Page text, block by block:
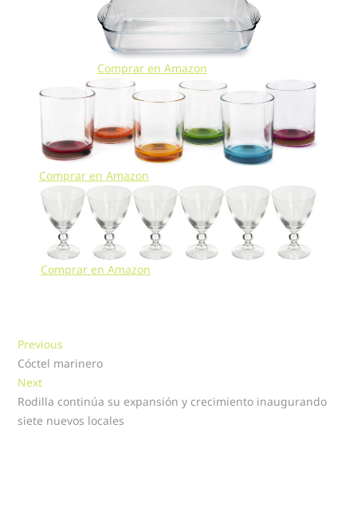
Comprar en Amazon
Comprar en Amazon
Comprar en Amazon
Navegación
de
entradas
Previous
post:
Cóctel marinero
NextNext
post:
Rodilla continúa su expansión y crecimiento inaugurando
siete nuevos locales